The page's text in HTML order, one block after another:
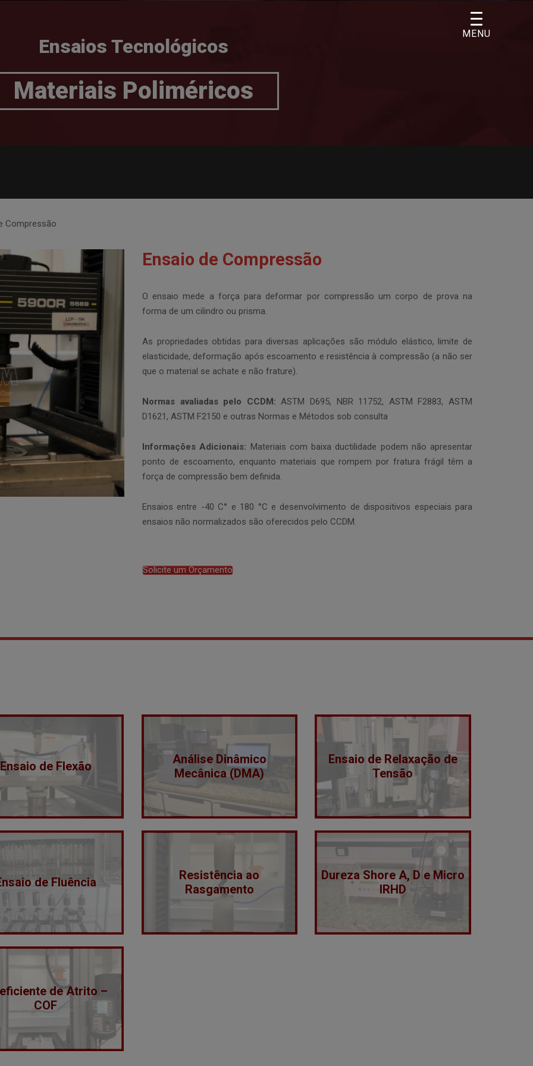
Ensaios Tecnológicos
Materiais Poliméricos
Compressão
Ensaio de Compressão
O ensaio mede a força para deformar por compressão um corpo de prova na
forma de um cilindro ou prisma.
As propriedades obtidas para diversas aplicações são módulo elástico, limite de
elasticidade, deformação após escoamento e resistência à compressão (a não ser
que o material se achate e não frature).
Normas avaliadas pelo CCDM:ASTM D695, NBR 11752, ASTM F2883, ASTM
D1621, ASTM F2150 e outras Normas e Métodos sob consulta
Informações Adicionais: Materiais com baixa ductilidade podem não apresentar
ponto de escoamento, enquanto materiais que rompem por fratura frágil têm a
força de compressão bem definida.
Ensaios entre -40 C° e 180 °C e desenvolvimento de dispositivos especiais para
ensaios não normalizados são oferecidos pelo CCDM.
Solicite um Orçamento
Ensaio de Flexão
Análise Dinâmico
Mecânica (DMA)
Ensaio de Relaxação de
Tensão
de Fluência
Resistência ao
Rasgamento
Dureza Shore A, D e Micro
IRHD
de Atrito –
COF
MENU